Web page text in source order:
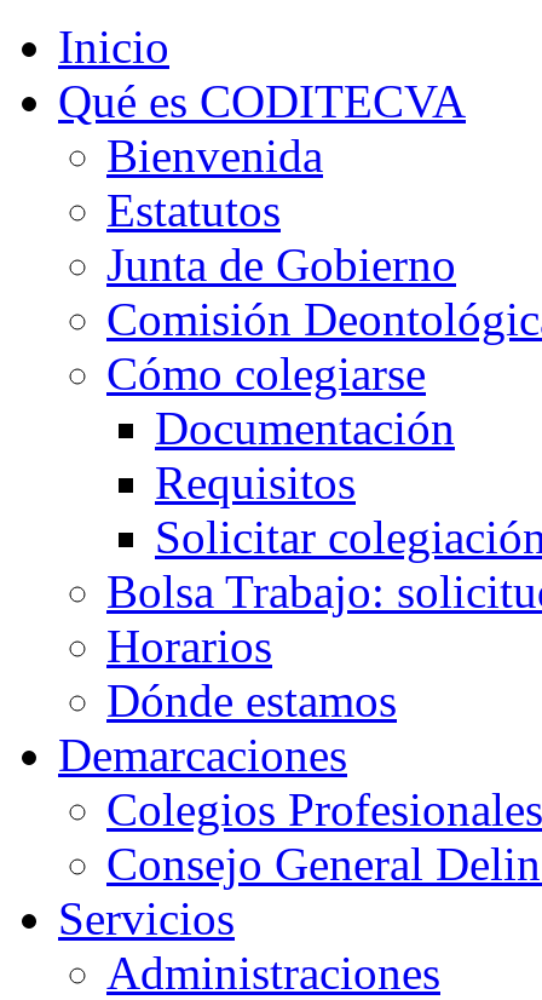
Inicio
Qué es CODITECVA
Bienvenida
Estatutos
Junta de Gobierno
Comisión
Cómo colegiarse
Documentación
Requisitos
Solicitar
Bolsa Trabajo:
Horarios
Dónde estamos
Demarcaciones
Colegios Profesionales
Consejo General
Servicios
Administraciones